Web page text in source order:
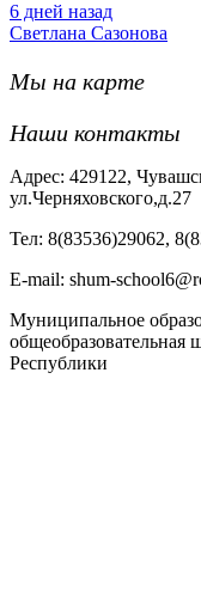
6 дней назад
Светлана Сазонова
Мы на карте
Наши контакты
Адрес: 429122,
ул.Черняховского,д.27
Тел: 8(83536)29062,
Е-mail: shum-
Муниципальное
Республики